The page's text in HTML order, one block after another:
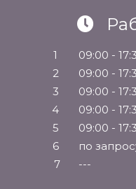
1
09:00 -
2
09:00 -
3
09:00 -
4
09:00 -
5
09:00 -
6
по
7
---